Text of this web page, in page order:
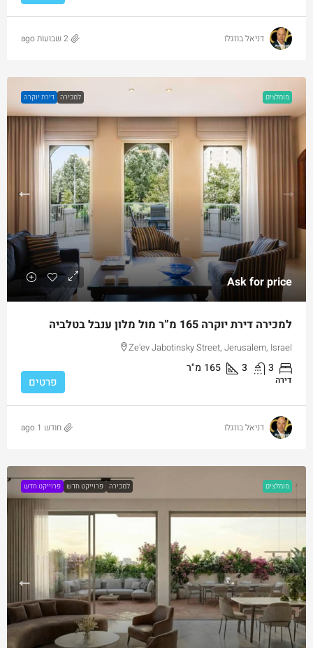
דניאל בוזגלו 2 שבועות ago
מומלצים למכירה דירת יוקרה
Ask for price
למכירה דירת יוקרה 165 מ”ר מול מלון ענבל בטלביה
Ze'ev Jabotinsky Street, Jerusalem, Israel
3
3
165 מ"ר
דירה פרטים
דניאל בוזגלו חודש 1 ago
מומלצים למכירה פרוייקט חדש פרוייקט חדש